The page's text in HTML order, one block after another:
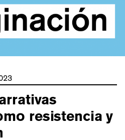
resistencia y